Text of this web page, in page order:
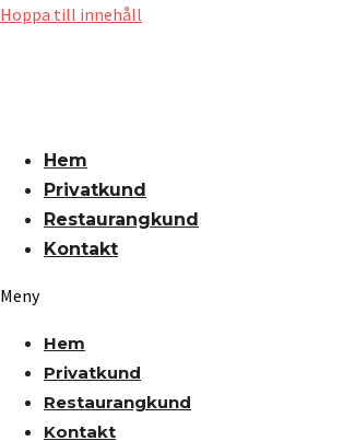
Hoppa till innehåll
Hem
Privatkund
Restaurangkund
Kontakt
Meny
Hem
Privatkund
Restaurangkund
Kontakt